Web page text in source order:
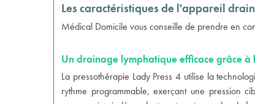
Les caractéristiques de l'appareil
Médical Domicile vous conseille de prendre en
Un drainage lymphatique efficace grâce à
La pressothérapie Lady Press 4 utilise la
rythme programmable, exerçant une pression